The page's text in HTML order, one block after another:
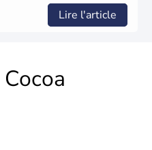
Lire l'article
Cocoa